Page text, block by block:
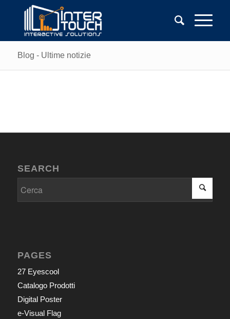
Blog - Ultime notizie
SEARCH
PAGES
27 Eyescool
Catalogo Prodotti
Digital Poster
e-Visual Flag